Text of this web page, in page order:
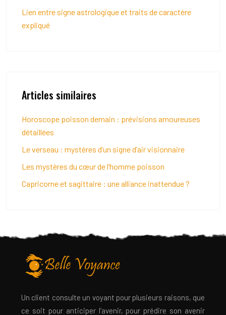
Lien entre signe astrologique et traits de caractère
expliqué
Articles similaires
Horoscope poisson demain : prévisions amoureuses
détaillées
Le verseau : mystères d’un signe d’air visionnaire
Les mystères du cœur de l’homme poisson
Capricorne et sagittaire : une alliance inattendue ?
Un client consulte un voyant pour plusieurs raisons, que
ce soit pour anticiper l’avenir, pour prédire son avenir